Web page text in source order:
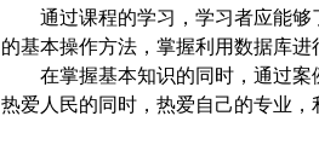
通过课程的学习，学习者应能够
的基本操作方法，掌握利用数据库进
在掌握基本知识的同时，通过
热爱人民的同时，热爱自己的专业，